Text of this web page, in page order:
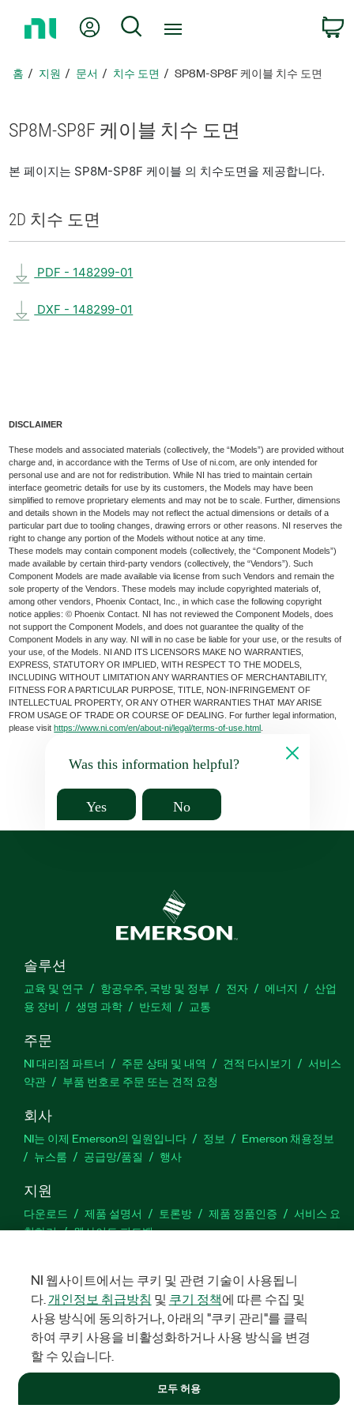
지
아
가
내 계정 검색
홈 지원 문서 치수 도면 SP8M-SP8F 케이블 치수 도면
SP8M-SP8F 케이블 치수 도면
본 페이지는 SP8M-SP8F 케이블 의 치수도면을 제공합니다.
2D 치수 도면
PDF - 148299-01
DXF - 148299-01
DISCLAIMER
These models and associated materials (collectively, the “Models”) are provided without
charge and, in accordance with the Terms of Use of ni.com, are only intended for
personal use and are not for redistribution. While NI has tried to maintain certain
interface geometric details for use by its customers, the Models may have been
simplified to remove proprietary elements and may not be to scale. Further, dimensions
and details shown in the Models may not reflect the actual dimensions or details of a
particular part due to tooling changes, drawing errors or other reasons. NI reserves the
right to change any portion of the Models without notice at any time.
These models may contain component models (collectively, the “Component Models”)
made available by certain third-party vendors (collectively, the “Vendors”). Such
Component Models are made available via license from such Vendors and remain the
sole property of the Vendors. These models may include copyrighted materials of,
among other vendors, Phoenix Contact, Inc., in which case the following copyright
notice applies: © Phoenix Contact. NI has not reviewed the Component Models, does
not support the Component Models, and does not guarantee the quality of the
Component Models in any way. NI will in no case be liable for your use, or the results of
your use, of the Models. NI AND ITS LICENSORS MAKE NO WARRANTIES,
EXPRESS, STATUTORY OR IMPLIED, WITH RESPECT TO THE MODELS,
INCLUDING WITHOUT LIMITATION ANY WARRANTIES OF MERCHANTABILITY,
FITNESS FOR A PARTICULAR PURPOSE, TITLE, NON-INFRINGEMENT OF
INTELLECTUAL PROPERTY, OR ANY OTHER WARRANTIES THAT MAY ARISE
FROM USAGE OF TRADE OR COURSE OF DEALING. For further legal information,
please visithttps://www.ni.com/en/about-ni/legal/terms-of-use.html
Was this information helpful?
Yes No
솔루션
교육 및 연구 항공우주, 국방 및 정부 전자 에너지
산업
용 장비
생명 과학 반도체 교통
주문
NI 대리점 파트너 주문 상태 및 내역 견적 다시보기
서비스
약관
부품 번호로 주문 또는 견적 요청
회사
NI는 이제 Emerson의 일원입니다 정보
Emerson 채용정보
뉴스룸
공급망/품질 행사
지원
다운로드 제품 설명서 토론방 제품 정품인증
서비스 요
청하기
웹사이트 피드백
Facebook
TwitterLinkedIn
법적정보|IMPRINT|개인정보 취급방침|쿠키 관리
©NATIONAL INSTRUMENTS CORP. 판권 소유. 한국내쇼날인스트루먼
트㈜ | 주소: 서울특별시 영등포구 여의대로 108, 36층 (여의도동,
파크원 타워1) | 대표자: 수리후앗, 페드로와이안드라데 | 사업자 등
록번호: 214-81-91583 | 대표전화: 02-3451-3400
NI 웹사이트에서는 쿠키 및 관련 기술이 사용됩니
다. 개인정보 취급방침 및 쿠기 정책에 따른 수집 및
사용 방식에 동의하거나, 아래의 "쿠키 관리"를 클릭
하여 쿠키 사용을 비활성화하거나 사용 방식을 변경
할 수 있습니다.
모두 허용